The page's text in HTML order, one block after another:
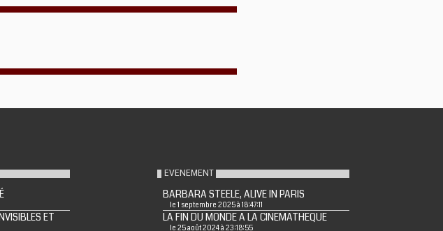
ET
EVENEMENT
BARBARA STEELE, ALIVE IN PARIS
le 1 septembre 2025 à 18:47:11
LA FIN DU MONDE A LA CINEMATHEQUE
le 25 août 2024 à 23:18:55